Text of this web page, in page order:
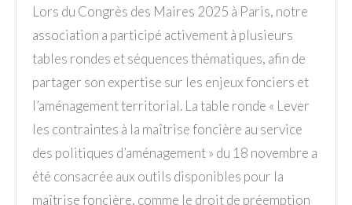
Lors du Congrès des Maires 2025 à Paris, notre
association a participé activement à plusieurs
tables rondes et séquences thématiques, afin de
partager son expertise sur les enjeux fonciers et
l’aménagement territorial. La table ronde « Lever
les contraintes à la maîtrise foncière au service
des politiques d’aménagement » du 18 novembre a
été consacrée aux outils disponibles pour la
maîtrise foncière, comme le droit de préemption